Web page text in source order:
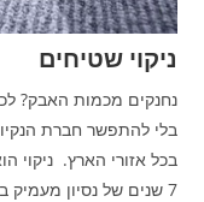
ניקוי שטיחים
נחנקים מכמות האבק?
בלי להתפשר חברת
בכל אזורי הארץ. ניקוי
7 שנים של נסיון